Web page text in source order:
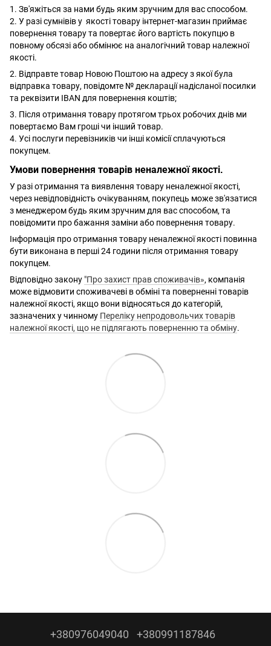
1. Зв'яжіться за нами будь яким зручним для вас способом.
2. У разі сумнівів у якості товару інтернет-магазин приймає
повернення товару та повертає його вартість покупцю в
повному обсязі або обмінює на аналогічний товар належної
якості.
2. Відправте товар Новою Поштою на адресу з якої була
відправка товару, повідомте № декларації надісланої посилки
та реквізити IBAN для повернення коштів;
3. Після отримання товару протягом трьох робочих днів ми
повертаємо Вам гроші чи інший товар.
4. Усі послуги перевізників чи інші комісії сплачуються
покупцем.
Умови повернення товарів неналежної якості.
У разі отримання та виявлення товару неналежної якості,
через невідповідність очікуванням, покупець може зв'язатися
з менеджером будь яким зручним для вас способом, та
повідомити про бажання заміни або повернення товару.
Інформація про отримання товару неналежної якості повинна
бути виконана в перші 24 години після отримання товару
покупцем.
Відповідно закону "Про захист прав споживачів», компанія
може відмовити споживачеві в обміні та поверненні товарів
належної якості, якщо вони відносяться до категорій,
зазначених у чинному Переліку непродовольчих товарів
належної якості, що не підлягають поверненню та обміну.
+380976049040 +380991187846